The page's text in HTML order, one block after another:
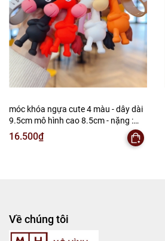
móc khóa ngựa cute 4 màu - dây dài
9.5cm mô hình cao 8.5cm - nặng :
50gram - no box - SKU: moc293 -
(Vat: 88223-7)
16.500₫
Về chúng tôi